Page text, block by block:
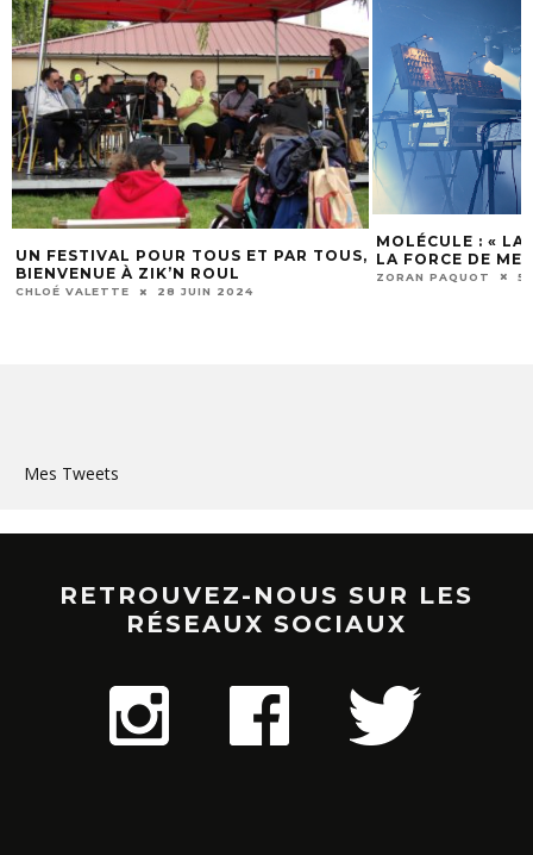
LA FORCE DE ME SURPASSER »
ZORAN PAQUOT 5 FÉVRIER 2024
UNE JOURNÉE
2023
Mes Tweets
RETROUVEZ-NOUS SUR LES
RÉSEAUX SOCIAUX